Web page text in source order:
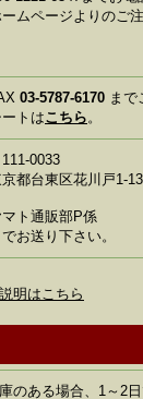
ムページよりのご
03-5787-6170 まで
ートはこちら。
0033
京都台東区花川戸1-
マト通販部P係
でお送り下さい。
明はこちら
のある場合、1～2